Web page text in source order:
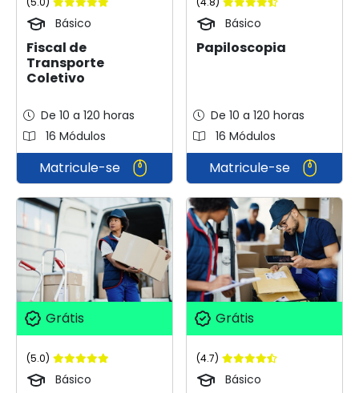
Básico
Fiscal de
Transporte
Coletivo
De 10 a 120 horas
16 Módulos
Matricule-se
Básico
Papiloscopia
De 10 a 120 horas
16 Módulos
Matricule-se
Grátis
(5.0)
Básico
Grátis
(4.7)
Básico